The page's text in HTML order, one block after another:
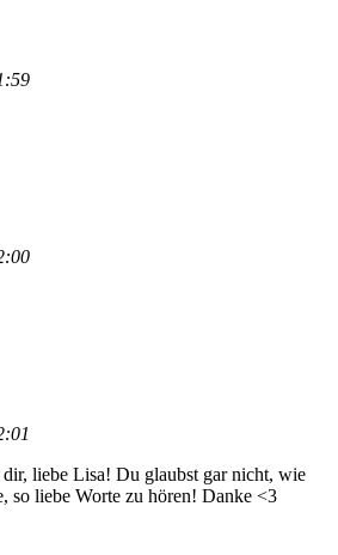
liebe Lisa! Du glaubst gar nicht, wie
so liebe Worte zu hören! Danke <3